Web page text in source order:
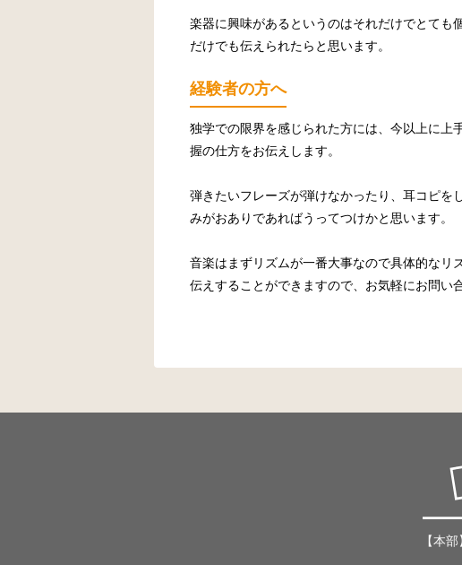
楽器に興味があるというのはそれだけでとても
だけでも伝えられたらと思います。
経験者の方へ
独学での限界を感じられた方には、今以上に上
握の仕方をお伝えします。
弾きたいフレーズが弾けなかったり、耳コピを
みがおありであればうってつけかと思います。
音楽はまずリズムが一番大事なので具体的なリ
伝えすることができますので、お気軽にお問い
【本